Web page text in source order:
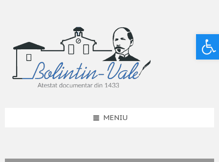
MENIU
Deschide bara de unelte